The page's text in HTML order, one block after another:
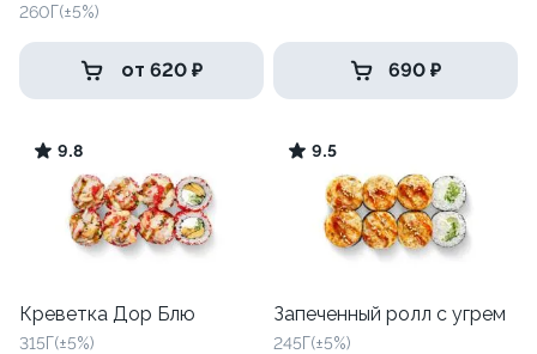
260Г(±5%)
от 620 ₽ 690 ₽
9.8
Креветка Дор Блю
315Г(±5%)
9.5
Запеченный ролл с угрем
245Г(±5%)